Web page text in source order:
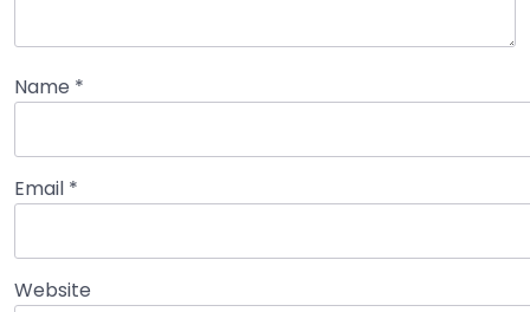
Name *
Email *
Website